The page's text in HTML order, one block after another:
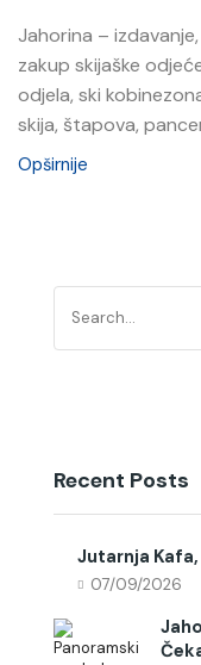
Jahorina –
zakup skijaške
odjela, ski
skija, štapova,
Opširnije
Recent Posts
Jutarnja Kafa,
07/09/2026